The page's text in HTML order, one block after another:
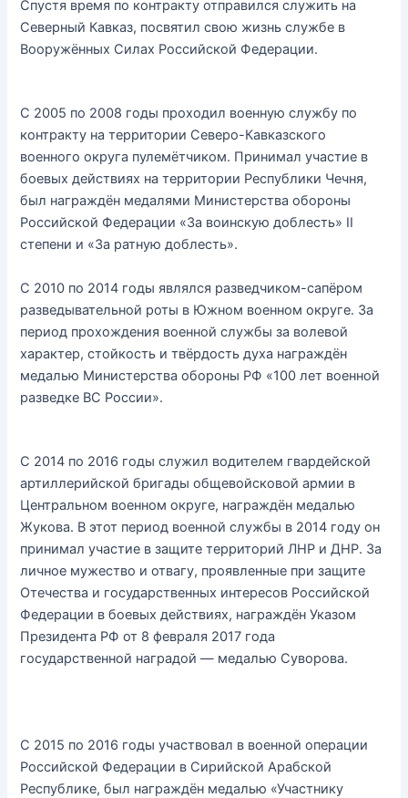
Спустя время по контракту отправился служить на
Северный Кавказ, посвятил свою жизнь службе в
Вооружённых Силах Российской Федерации.
С 2005 по 2008 годы проходил военную службу по
контракту на территории Северо-Кавказского
военного округа пулемётчиком. Принимал участие в
боевых действиях на территории Республики Чечня,
был награждён медалями Министерства обороны
Российской Федерации «За воинскую доблесть» II
степени и «За ратную доблесть».
С 2010 по 2014 годы являлся разведчиком-сапёром
разведывательной роты в Южном военном округе. За
период прохождения военной службы за волевой
характер, стойкость и твёрдость духа награждён
медалью Министерства обороны РФ «100 лет военной
разведке ВС России».
С 2014 по 2016 годы служил водителем гвардейской
артиллерийской бригады общевойсковой армии в
Центральном военном округе, награждён медалью
Жукова. В этот период военной службы в 2014 году он
принимал участие в защите территорий ЛНР и ДНР. За
личное мужество и отвагу, проявленные при защите
Отечества и государственных интересов Российской
Федерации в боевых действиях, награждён Указом
Президента РФ от 8 февраля 2017 года
государственной наградой — медалью Суворова.
С 2015 по 2016 годы участвовал в военной операции
Российской Федерации в Сирийской Арабской
Республике, был награждён медалью «Участнику